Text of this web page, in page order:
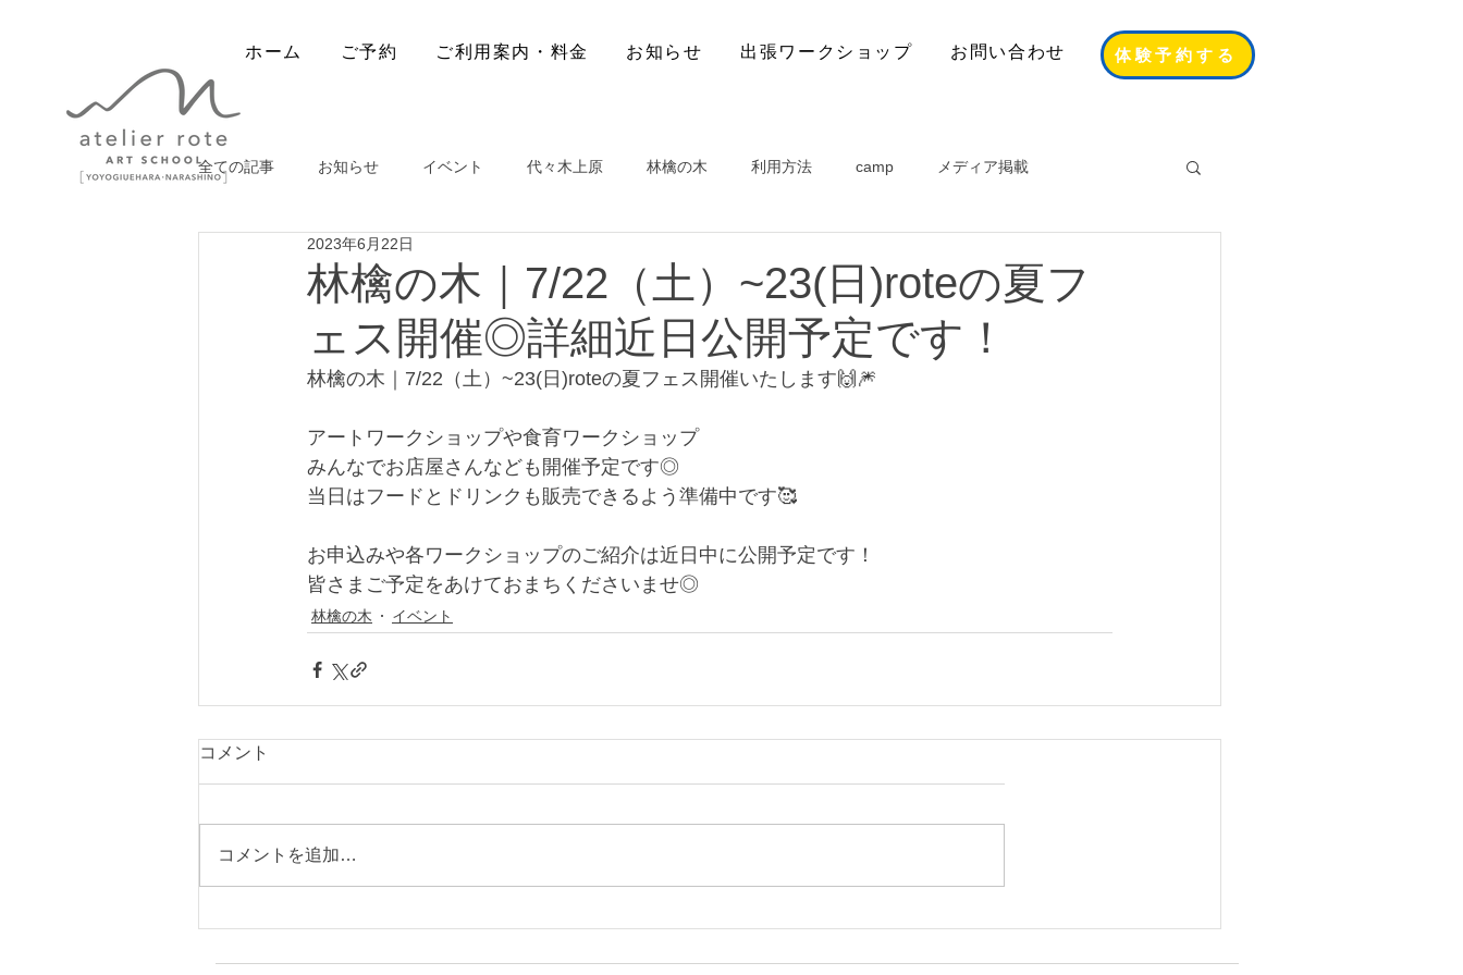
ホーム ご予約 ご利用案内・料金 お知らせ 出張ワークショップ お問い合わせ 体験予約する
全ての記事 お知らせ イベント 代々木上原 林檎の木 利用方法 camp メディア掲載
出張ワークショップ
林檎の木｜7/22（土）~23(日)roteの夏フ
ェス開催◎詳細近日公開予定です！
2023年6月22日
林檎の木｜7/22（土）~23(日)roteの夏フェス開催いたします🙌🎆
アートワークショップや食育ワークショップ
みんなでお店屋さんなども開催予定です◎
当日はフードとドリンクも販売できるよう準備中です🥰
お申込みや各ワークショップのご紹介は近日中に公開予定です！
皆さまご予定をあけておまちくださいませ◎
林檎の木 イベント
コメント
コメントを追加…